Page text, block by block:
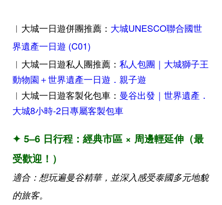
︱大城一日遊併團推薦： 大城UNESCO聯合國世
界遺產一日遊 (C01)
︱大城一日遊私人團推薦： 私人包團｜大城獅子王
動物園＋世界遺產一日遊．親子遊
︱大城一日遊客製化包車： 曼谷出發｜世界遺產．
大城8小時-2日專屬客製包車
✦ 5–6 日行程：經典市區 × 周邊輕延伸（最
受歡迎！）
適合：想玩遍曼谷精華，並深入感受泰國多元地貌
的旅客。